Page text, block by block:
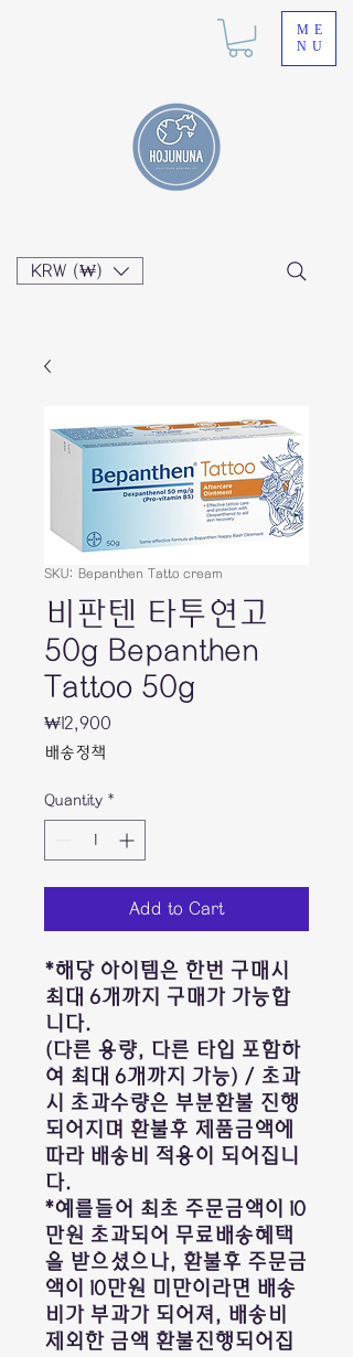
ME
NU
KRW (₩)
SKU: Bepanthen Tatto cream
비판텐 타투연고
50g Bepanthen
Tattoo 50g
₩12,900
배송정책
Quantity *
Add to Cart
*해당 아이템은 한번 구매시
최대 6개까지 구매가 가능합
니다.
(다른 용량, 다른 타입 포함하
여 최대 6개까지 가능) / 초과
시 초과수량은 부분환불 진행
되어지며 환불후 제품금액에
따라 배송비 적용이 되어집니
다.
*예를들어 최초 주문금액이 10
만원 초과되어 무료배송혜택
을 받으셨으나, 환불후 주문금
액이 10만원 미만이라면 배송
비가 부과가 되어져, 배송비
제외한 금액 환불진행되어집